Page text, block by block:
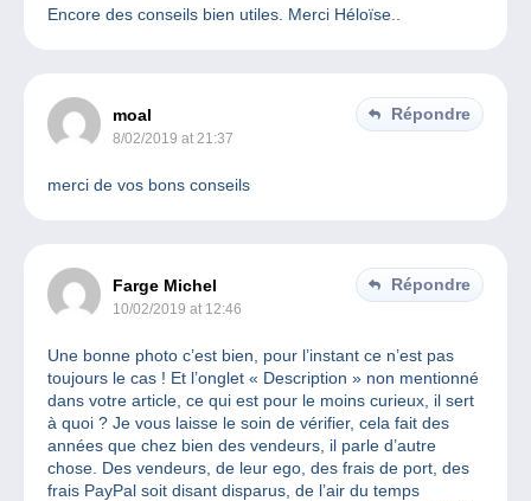
Encore des conseils bien utiles. Merci Héloïse..
moal
8/02/2019 at 21:37
Répondre
merci de vos bons conseils
Farge Michel
10/02/2019 at 12:46
Répondre
Une bonne photo c’est bien, pour l’instant ce n’est pas
toujours le cas ! Et l’onglet « Description » non mentionné
dans votre article, ce qui est pour le moins curieux, il sert
à quoi ? Je vous laisse le soin de vérifier, cela fait des
années que chez bien des vendeurs, il parle d’autre
chose. Des vendeurs, de leur ego, des frais de port, des
frais PayPal soit disant disparus, de l’air du temps